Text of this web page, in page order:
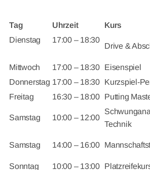
Tag Uhrzeit Kurs
Dienstag
17:00 – 18:30
Drive &
Mittwoch 17:00 – 18:30 Eisenspiel
Donnerstag 17:00 – 18:30 Kurzspiel-
Freitag
16:30 – 18:00 Putting
Samstag 10:00 – 12:00
Technik
Samstag 14:00 – 16:00
Sonntag
10:00 – 13:00